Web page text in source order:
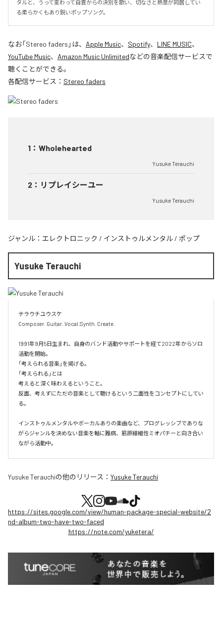
タルと、うって変わって自責からの決別を歌い、切なさと熱意が同居してい
る柔らかくもあり鋭いポップソング。
なお「Stereo faders 」は、 Apple Music、 Spotify、 LINE MUSIC、
YouTube Music、 Amazon Music Unlimitedなどの音楽配信サービスで
聴くことができる。
各配信サービス： Stereo faders
1 ： Wholehearted
Yusuke Terauchi
2 ： リプレイシーユー
Yusuke Terauchi
ジャンル： エレクトロニック / インストゥルメンタル / ポップ
Yusuke Terauchi
テラウチユウスケ
Composer. Guitar. Vocal.Synth. Create.
1991年9月5日生まれ、自身のバンド活動やサポートを経て2022年からソロ
活動を開始。
「考えられる音楽」を掲げる。
「考えられる」とは
考えると深く味わえるということ。
反面、考えずにただの音楽として聴けるという二面性をコンセプトにしてい
る。
インストゥルメンタルやボーカルありの楽曲など、プログレッシブでありな
がらジャンルを決めない音楽を軸に難病、筋原線維性ミオパチーと向き合い
ながら活動中。
Yusuke Terauchiの他のリリース： Yusuke Terauchi
https://sites.google.com/view/human-package-special-website/2
nd-album-two-have-two-faced
https://note.com/yuketera/